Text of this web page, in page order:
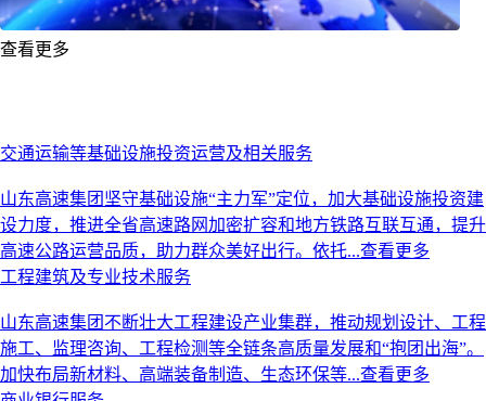
Previous
Next
查看更多
交通运输等基础设施投资运营及相关服务
山东高速集团坚守基础设施“主力军”定位，加大基础设施投资建
设力度，推进全省高速路网加密扩容和地方铁路互联互通，提升
高速公路运营品质，助力群众美好出行。依托...查看更多
工程建筑及专业技术服务
山东高速集团不断壮大工程建设产业集群，推动规划设计、工程
施工、监理咨询、工程检测等全链条高质量发展和“抱团出海”。
加快布局新材料、高端装备制造、生态环保等...查看更多